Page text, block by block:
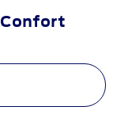
Confort